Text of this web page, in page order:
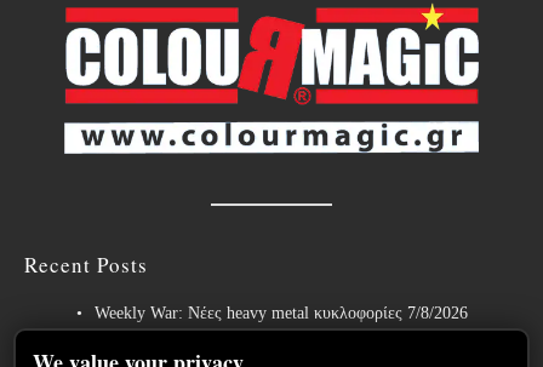
Recent Posts
Weekly War: Νέες heavy metal κυκλοφορίες 7/8/2026
Ανταπόκριση: Hills Of Rock 2026, Plovdiv BG – Day 3. Paradise